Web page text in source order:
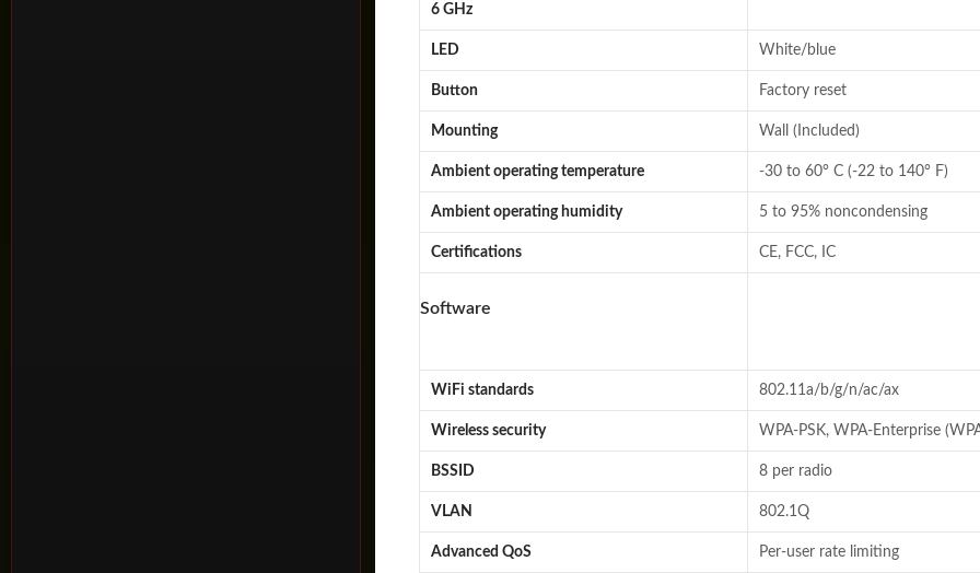
6 GHz
LED White/blue
Button Factory reset
Mounting Wall (Included)
Ambient operating temperature -30 to 60° C (-22 to 140° F)
Ambient operating humidity 5 to 95% noncondensing
Certifications CE, FCC, IC
Software
WiFi standards 802.11a/b/g/n/ac/ax
Wireless security WPA-PSK, WPA-Enterprise
BSSID 8 per radio
VLAN 802.1Q
Advanced QoS Per-user rate limiting